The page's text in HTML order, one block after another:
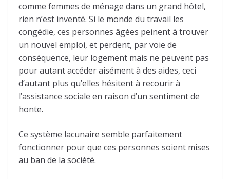
comme femmes de ménage dans un grand hôtel,
rien n’est inventé. Si le monde du travail les
congédie, ces personnes âgées peinent à trouver
un nouvel emploi, et perdent, par voie de
conséquence, leur logement mais ne peuvent pas
pour autant accéder aisément à des aides, ceci
d’autant plus qu’elles hésitent à recourir à
l’assistance sociale en raison d’un sentiment de
honte.
Ce système lacunaire semble parfaitement
fonctionner pour que ces personnes soient mises
au ban de la société.